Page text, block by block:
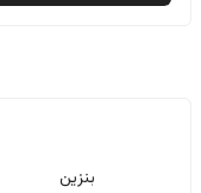
بنزين